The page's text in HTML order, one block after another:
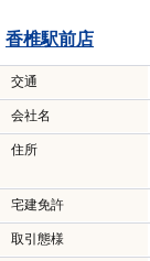
香椎駅前店
交通
会社名
住所
宅建免許
取引態様